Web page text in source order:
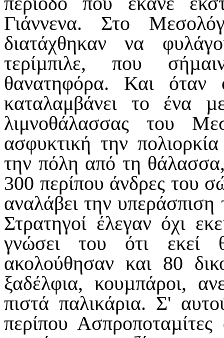
Γιάννενα. Στο
διατάχθηκαν να
τερίµπιλε, που
θανατηφόρα. Και
καταλαμβάνει το ένα
λιμνοθάλασσας του
ασφυκτική την
την πόλη από τη
300 περίπου άνδρες του
αναλάβει την
Στρατηγοί έλεγαν όχι
γνώσει του ότι εκεί
ακολούθησαν και 80
ξαδέλφια, κουµπάροι,
πιστά παλικάρια. Σ'
περίπου